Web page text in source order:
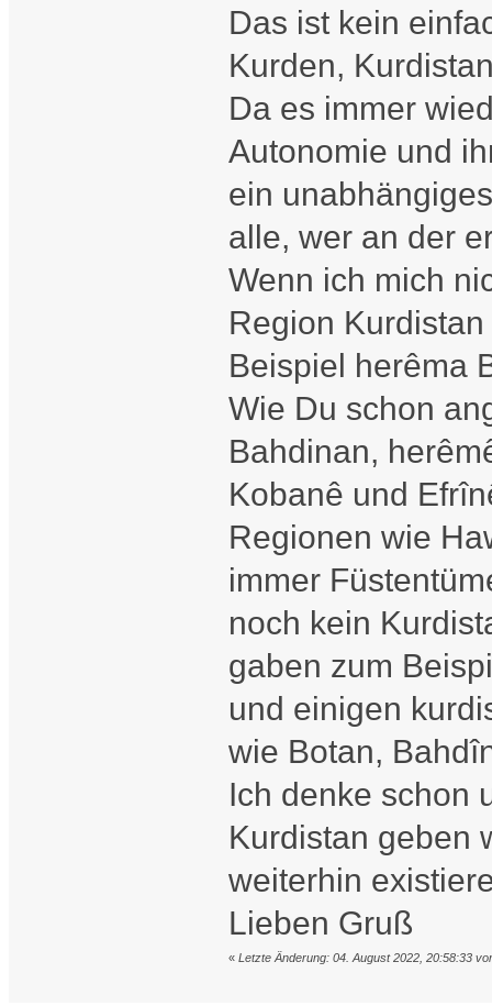
Das ist kein
Kurden,
Da es immer
Autonomie und
ein
alle, wer an der
Wenn ich mich
Region
Beispiel herêma
Wie Du schon
Bahdinan,
Kobanê und
Regionen wie
immer
noch kein
gaben zum
und einigen
wie Botan,
Ich denke schon
Kurdistan geben
weiterhin
Lieben Gruß
« Letzte Änderung: 04. August 2022, 20:58:33